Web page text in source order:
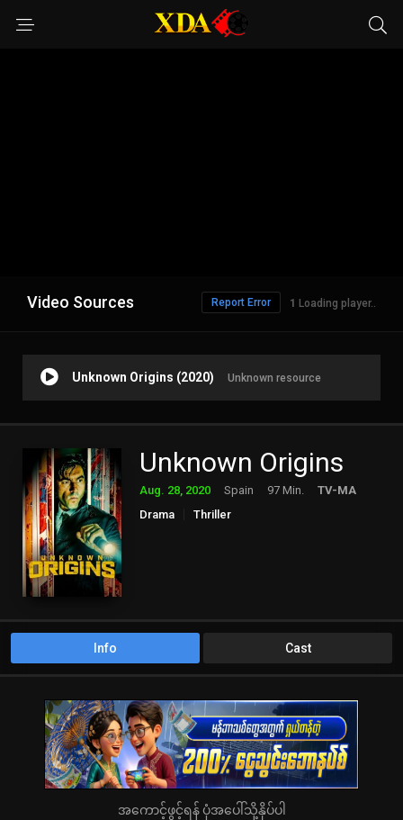
Video Sources Loading player..
Report Error
Unknown Origins (2020) Unknown resource
Unknown Origins
Aug. 28, 2020 Spain 97 Min.
TV-MA
Drama
Thriller
Info Cast
အကောင့်ဖွင့်ရန် ပုံအပေါ်သို့နှိပ်ပါ